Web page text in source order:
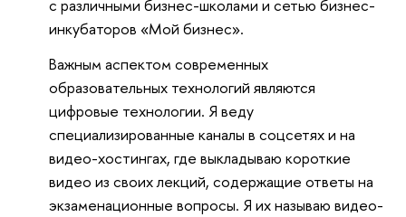
с различными бизнес-школами и сетью бизнес-
инкубаторов «Мой бизнес».
Важным аспектом современных
образовательных технологий являются
цифровые технологии. Я веду
специализированные каналы в соцсетях и на
видео-хостингах, где выкладываю короткие
видео из своих лекций, содержащие ответы на
экзаменационные вопросы. Я их называю видео-